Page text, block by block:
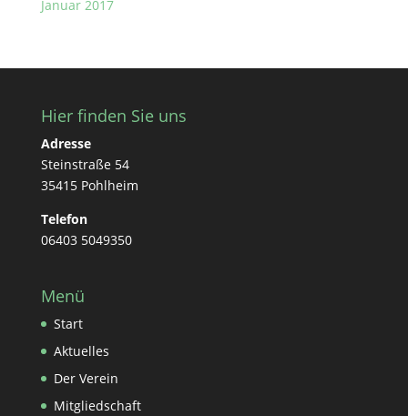
Januar 2017
Hier finden Sie uns
Adresse
Steinstraße 54
35415 Pohlheim
Telefon
06403 5049350
Menü
Start
Aktuelles
Der Verein
Mitgliedschaft